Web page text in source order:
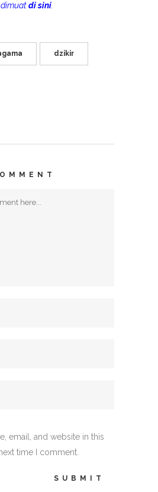
di sini
dzikir
email, and website in this
time I comment.